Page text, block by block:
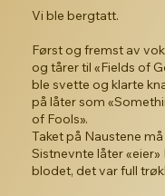
Vi ble bergtatt.
Først og fremst av
og tårer til «Fields of
ble svette og klarte
på låter som
of Fools».
Taket på Naustene
Sistnevnte låter «eier»
blodet, det var full